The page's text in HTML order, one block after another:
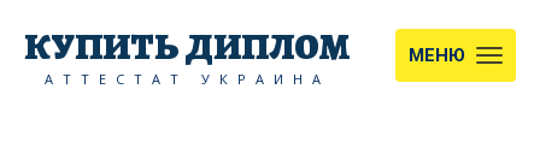
КУПИТЬ ДИПЛОМ
АТТЕСТАТ УКРАИНА
МЕНЮ